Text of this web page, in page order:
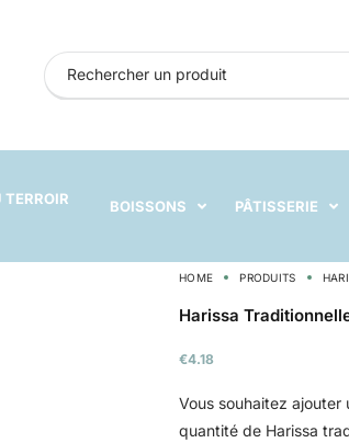
TERROIR BOISSONS PÂTISSERIE
HOME PRODUITS
Harissa
€4.18
Vous souhaitez
quantité de Harissa